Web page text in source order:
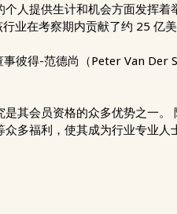
人提供生计和机会方面发挥着
业在考察期内贡献了约 25 亿美
彼得-范德尚（Peter Van
其会员资格的众多优势之一
多福利，使其成为行业专业人